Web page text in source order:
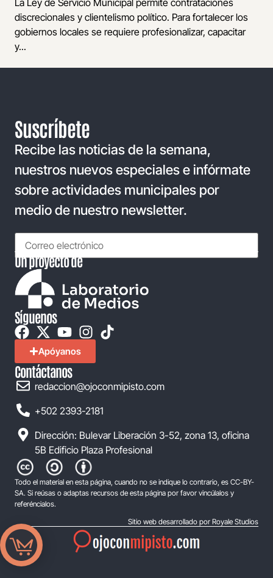
La Ley de Servicio Municipal permite contrataciones
discrecionales y clientelismo político. Para fortalecer los
gobiernos locales se requiere profesionalizar, capacitar
y...
Suscríbete
Recibe las noticias de la semana,
nuestros nuevos especiales e infórmate
sobre actividades municipales por
medio de nuestro newsletter.
Un proyecto de
Síguenos
Apóyanos
Contáctanos
redaccion@ojoconmipisto.com
+502 2393-2181
Dirección: Bulevar Liberación 3-52, zona 13, oficina
5B Edificio Plaza Profesional
Todo el material en esta página, cuando no se indique lo contrario, es CC-BY-
SA. Si reúsas o adaptas recursos de esta página por favor vincúlalos y
referéncialos.
Sitio web desarrollado por Royale Studios